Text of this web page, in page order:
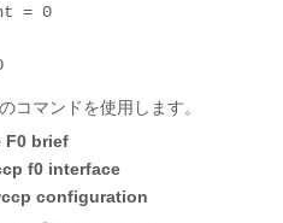
コマンドを使用します。
F0 brief
f0 interface
configuration